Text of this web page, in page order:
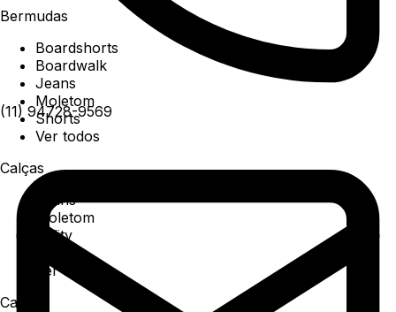
(11) 94728-9569
Bermudas
Boardshorts
Boardwalk
Jeans
Moletom
Shorts
Ver todos
Calças
Jeans
Moletom
Utility
Ver todos
Camisa